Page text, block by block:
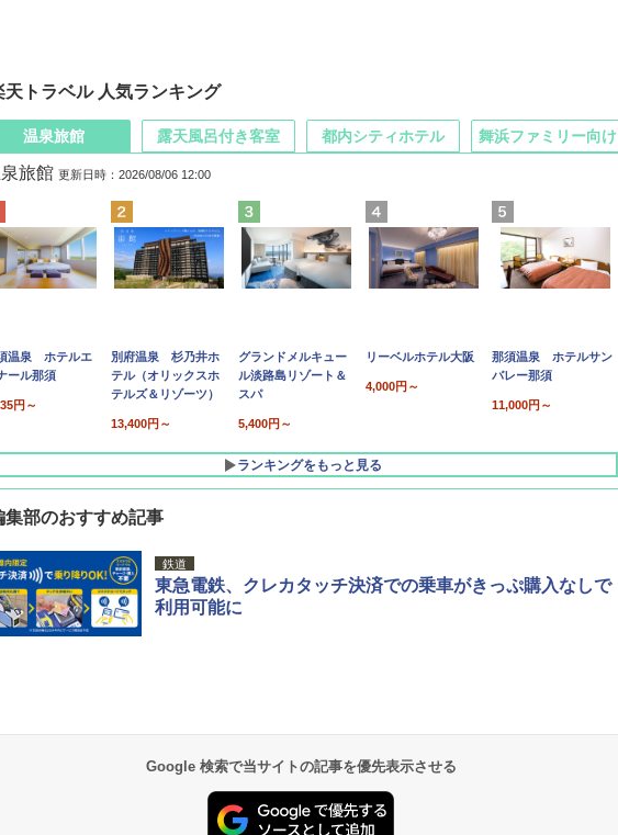
天トラベル 人気ランキング
温泉旅館
旅館 更新日時：2026/08/06 12:00
温泉 ホテルエ
ール那須
円～
別府温泉 杉乃井ホ
テル（オリックスホ
テルズ＆リゾーツ）
13,400円～
グランドメルキュー
ル淡路島リゾート＆
スパ
5,400円～
リーベルホテル大阪
4,000円～
那須温泉 ホテルサン
バレー那須
11,000円～
ランキングをもっと見る
露天風呂付き客室
10,450円～
19,541円～
都内シティホテル 舞浜ファミリー向け
7,950円～
5,758円～
集部のおすすめ記事
鉄道
東急電鉄、クレカタッチ決済での乗車がきっぷ購入なしで
利用可能に
Google 検索で当サイトの記事を優先表示させる